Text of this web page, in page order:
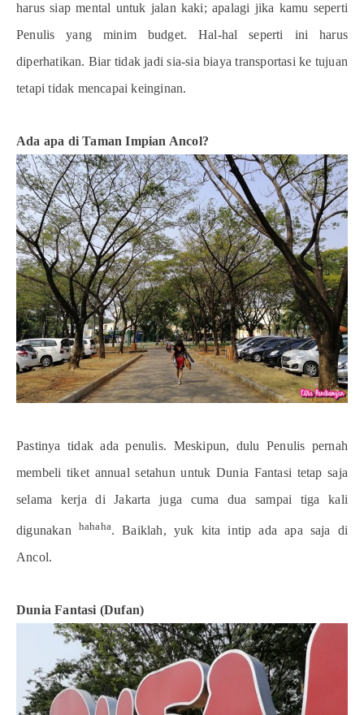
harus siap mental untuk jalan kaki; apalagi jika kamu seperti
Penulis yang minim budget. Hal-hal seperti ini harus
diperhatikan. Biar tidak jadi sia-sia biaya transportasi ke tujuan
tetapi tidak mencapai keinginan.
Ada apa di Taman Impian Ancol?
Pastinya tidak ada penulis. Meskipun, dulu Penulis pernah
membeli tiket annual setahun untuk Dunia Fantasi tetap saja
selama kerja di Jakarta juga cuma dua sampai tiga kali
digunakan hahaha. Baiklah, yuk kita intip ada apa saja di
Ancol.
Dunia Fantasi (Dufan)